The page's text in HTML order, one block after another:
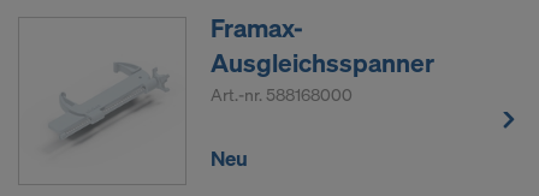
Framax-
Ausgleichsspanner
Art.-nr. 588168000
Neu